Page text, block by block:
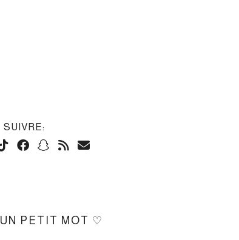
SUIVRE:
PETIT MOT ♡